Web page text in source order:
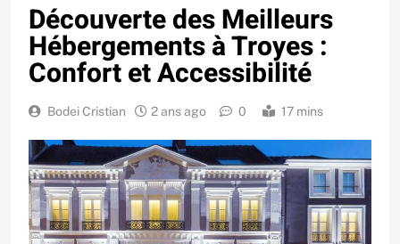
Découverte des Meilleurs
Hébergements à Troyes :
Confort et Accessibilité
Bodei Cristian 2 ans ago 0 17 mins